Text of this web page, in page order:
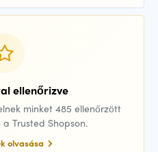
ellenőrizve
minket 485 ellenőrzött
Trusted Shopson.
olvasása